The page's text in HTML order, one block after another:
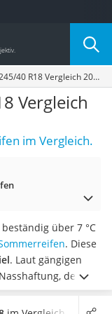
Sommerreifen 245/40 R18 Vergleich 2026
Vergleich
im Vergleich.
über 7 °C
. Diese
. Laut gängigen
denn
Fahrzeuges auf
aus unserer